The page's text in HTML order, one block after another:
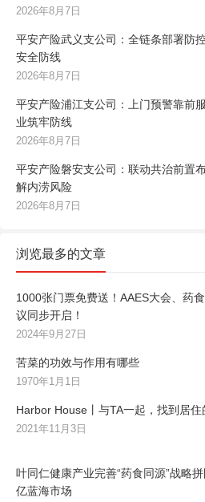
2026年8月7日
平安产险武义支公司：全链条部署防
安全防线
2026年8月7日
平安产险浦江支公司：上门预警靠前
业筑牢防线
2026年8月7日
平安产险磐安支公司：联动共治前置
解内涝风险
2026年8月7日
浏览最多的文章
1000张门票免费送！AAES大会、药
议同步开启！
2024年9月27日
苦菜的功效与作用有哪些
1970年1月1日
Harbor House丨与TA一起，找到居住
2021年11月3日
叶同仁健康产业完善“药食同源”战略
亿蓝海市场